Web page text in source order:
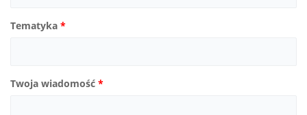
Tematyka *
Twoja wiadomość *